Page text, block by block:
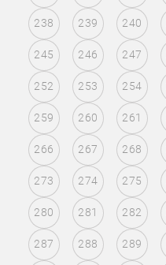
238 239 240
245 246 247
252 253 254
259 260 261
266 267 268
273 274 275
280 281 282
287 288 289